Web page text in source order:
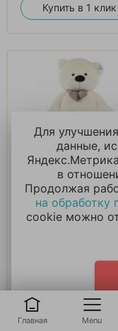
Главная Menu
Купить в 1 клик
БОЛЬШОЙ
ПЛЮШЕВЫЙ
МЕДВЕДЬ
160см
7 151₽
Для
данные,
в
Продолжая
на обработку
cookie можно